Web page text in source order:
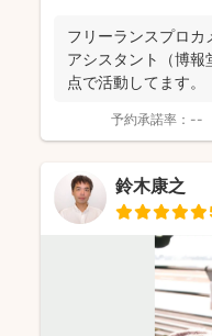
フリーランスプロカ
アシスタント（博
点で活動してます。
予約承諾率： --
鈴木康之